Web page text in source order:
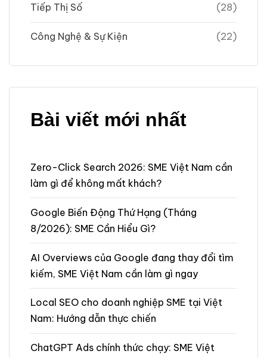
Tiếp Thị Số (28)
Công Nghệ & Sự Kiện (22)
Bài viết mới nhất
Zero-Click Search 2026: SME Việt Nam cần
làm gì để không mất khách?
Google Biến Động Thứ Hạng (Tháng
8/2026): SME Cần Hiểu Gì?
AI Overviews của Google đang thay đổi tìm
kiếm, SME Việt Nam cần làm gì ngay
Local SEO cho doanh nghiệp SME tại Việt
Nam: Hướng dẫn thực chiến
ChatGPT Ads chính thức chạy: SME Việt